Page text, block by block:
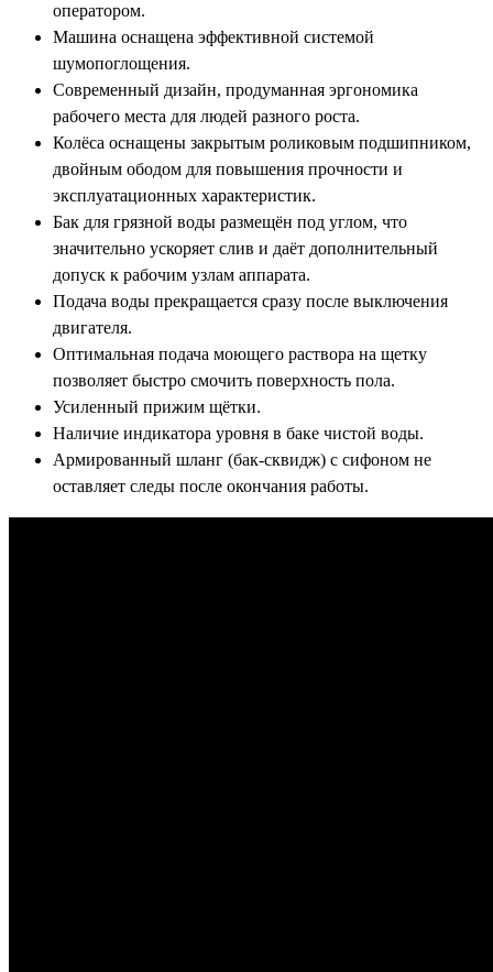
оператором.
Машина оснащена эффективной системой
шумопоглощения.
Современный дизайн, продуманная эргономика
рабочего места для людей разного роста.
Колёса оснащены закрытым роликовым подшипником,
двойным ободом для повышения прочности и
эксплуатационных характеристик.
Бак для грязной воды размещён под углом, что
значительно ускоряет слив и даёт дополнительный
допуск к рабочим узлам аппарата.
Подача воды прекращается сразу после выключения
двигателя.
Оптимальная подача моющего раствора на щетку
позволяет быстро смочить поверхность пола.
Усиленный прижим щётки.
Наличие индикатора уровня в баке чистой воды.
Армированный шланг (бак-сквидж) с сифоном не
оставляет следы после окончания работы.